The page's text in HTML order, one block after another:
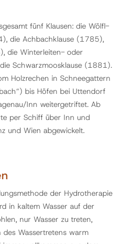
fünf Klausen: die Wölfl-
die Achbachklause (1785),
die Winterleiten- oder
Schwarzmoosklause (1881).
Holzrechen in Schneegattern
bis Höfen bei Uttendorf
Inn weitergetriftet. Ab
per Schiff über Inn und
und Wien abgewickelt.
der Hydrotherapie
in kaltem Wasser auf der
nur Wasser zu treten,
des Wassertretens warm